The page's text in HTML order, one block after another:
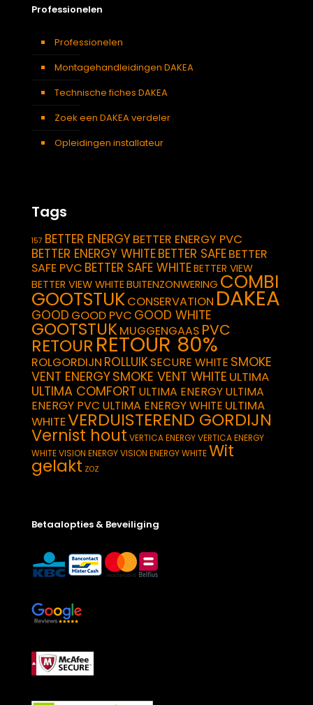
Professionelen
Professionelen
Montagehandleidingen DAKEA
Technische fiches DAKEA
Zoek een DAKEA verdeler
Opleidingen installateur
Tags
157 BETTER ENERGYBETTER ENERGY PVC
BETTER ENERGY WHITEBETTER SAFEBETTER
SAFE PVC BETTER SAFE WHITEBETTER VIEW
BETTER VIEW WHITEBUITENZONWERING COMBI
GOOTSTUKCONSERVATION DAKEA
GOOD GOOD PVC GOOD WHITE
GOOTSTUKMUGGENGAAS PVC
RETOUR RETOUR 80%
ROLGORDIJN ROLLUIKSECURE WHITE SMOKE
VENT ENERGYSMOKE VENT WHITE ULTIMA
ULTIMA COMFORT ULTIMA ENERGYULTIMA
ENERGY PVC ULTIMA ENERGY WHITE ULTIMA
WHITEVERDUISTEREND GORDIJN
Vernist hout VERTICA ENERGYVERTICA ENERGY
WHITEVISION ENERGYVISION ENERGY WHITEWit
gelakt ZOZ
Betaalopties & Beveiliging